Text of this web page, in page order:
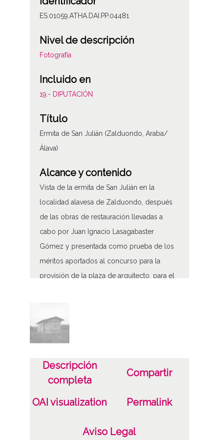
ES.01059.ATHA.DAI.PP.04481
Nivel de descripción
Fotografía
Incluido en
19.- DIPUTACIÓN
Título
Ermita de San Julián (Zalduondo, Araba/
Álava)
Alcance y contenido
Vista de la ermita de San Julián en la
localidad alavesa de Zalduondo, después
de las obras de restauración llevadas a
cabo por Juan Ignacio Lasagabaster
Gómez y presentada como prueba de los
méritos aportados al concurso para la
provisión de la plaza de arquitecto, para el
Tipo de contenido
Fotográfico
Fecha
19800501
19820831
Descripción
completa
Compartir
OAI visualization Permalink
Aviso Legal